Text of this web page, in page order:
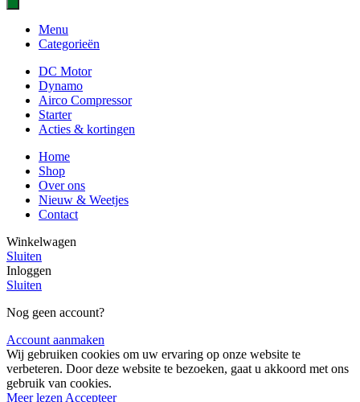
Menu
Categorieën
DC Motor
Dynamo
Airco Compressor
Starter
Acties & kortingen
Home
Shop
Over ons
Nieuw & Weetjes
Contact
Winkelwagen
Sluiten
Inloggen
Sluiten
Nog geen account?
Account aanmaken
Wij gebruiken cookies om uw ervaring op onze website te
verbeteren. Door deze website te bezoeken, gaat u akkoord met ons
gebruik van cookies.
Meer lezenAccepteer